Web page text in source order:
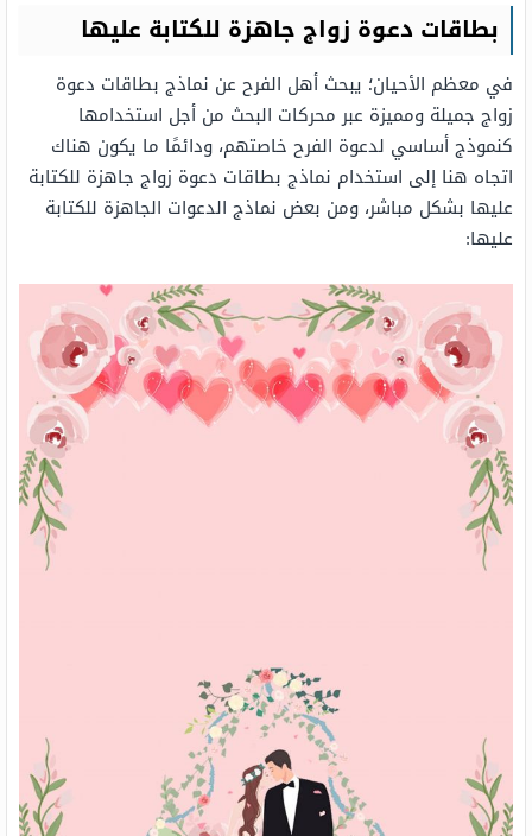
بطاقات دعوة زواج جاهزة للكتابة عليها
في معظم الأحيان؛ يبحث أهل الفرح عن نماذج بطاقات دعوة
زواج جميلة ومميزة عبر محركات البحث من أجل استخدامها
كنموذج أساسي لدعوة الفرح خاصتهم، ودائمًا ما يكون هناك
اتجاه هنا إلى استخدام نماذج بطاقات دعوة زواج جاهزة للكتابة
عليها بشكل مباشر، ومن بعض نماذج الدعوات الجاهزة للكتابة
عليها: